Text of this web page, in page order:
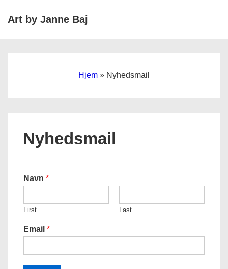
HopArt by Janne Baj
Hjem » Nyhedsmail
Nyhedsmail
Navn *
First Last
Email *